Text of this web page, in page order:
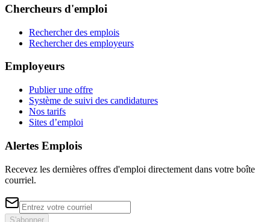
Chercheurs d'emploi
Rechercher des emplois
Rechercher des employeurs
Employeurs
Publier une offre
Système de suivi des candidatures
Nos tarifs
Sites d’emploi
Alertes Emplois
Recevez les dernières offres d'emploi directement dans votre boîte
courriel.
S'abonner